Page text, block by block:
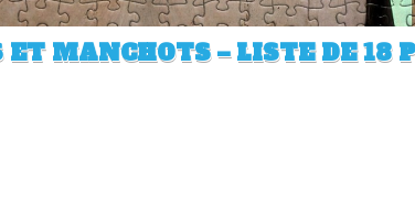
MANCHOTS – LISTE DE 18